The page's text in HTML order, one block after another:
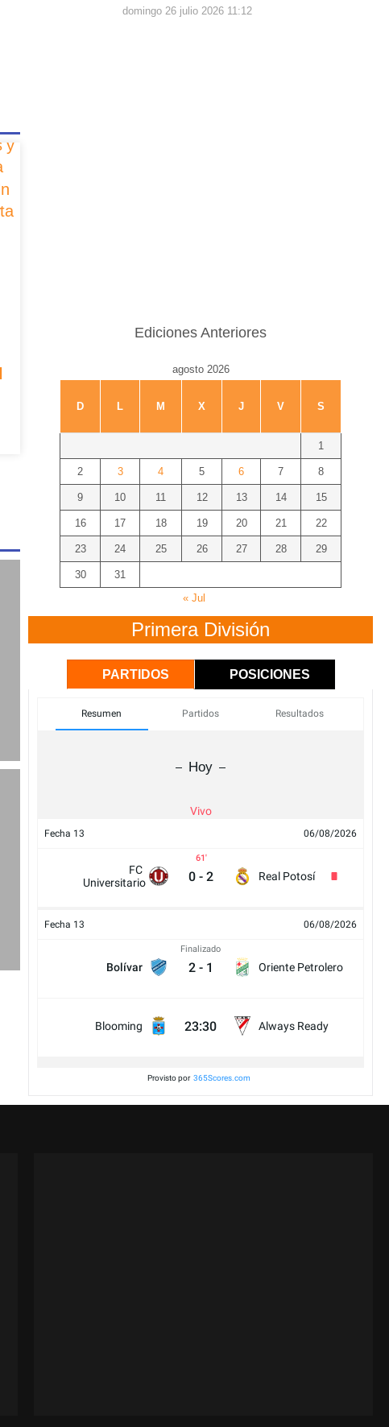
domingo 26 julio 2026 11:12
Ediciones Anteriores
agosto 2026
D L M X J V S
1
2 3 4 5 6 7 8
9 10 11 12 13 14 15
16 17 18 19 20 21 22
23 24 25 26 27 28 29
30
31
« Jul
Primera División
PARTIDOS POSICIONES
Resumen Partidos Resultados
Hoy
Vivo
Fecha 13 06/08/2026
FC
Universitario
61
0 - 2 Real Potosí
Fecha 13 06/08/2026
Bolívar
Finalizado
2 - 1 Oriente Petrolero
Blooming 23:30 Always Ready
Provisto por 365Scores.com